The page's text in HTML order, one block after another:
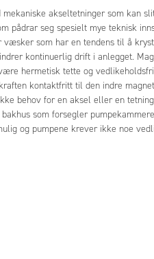
akseltetninger som kan
pådrar seg spesielt mye teknisk
som har en tendens til å
kontinuerlig drift i anlegget.
hermetisk tette og
kontaktfritt til den indre
behov for en aksel eller en
som forsegler
og pumpene krever ikke noe